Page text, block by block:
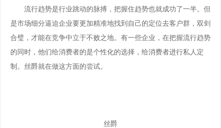
流行趋势是行业跳动的脉搏，把握住趋势也就成功了一半。但
是市场细分逼迫企业要更加精准地找到自己的定位去客户群，双剑
合璧，才能在竞争中立于不败之地。有一些企业，在把握流行趋势
的同时，他们给消费者的是个性化的选择，给消费者进行私人定
制。丝爵就在做这方面的尝试。
丝爵